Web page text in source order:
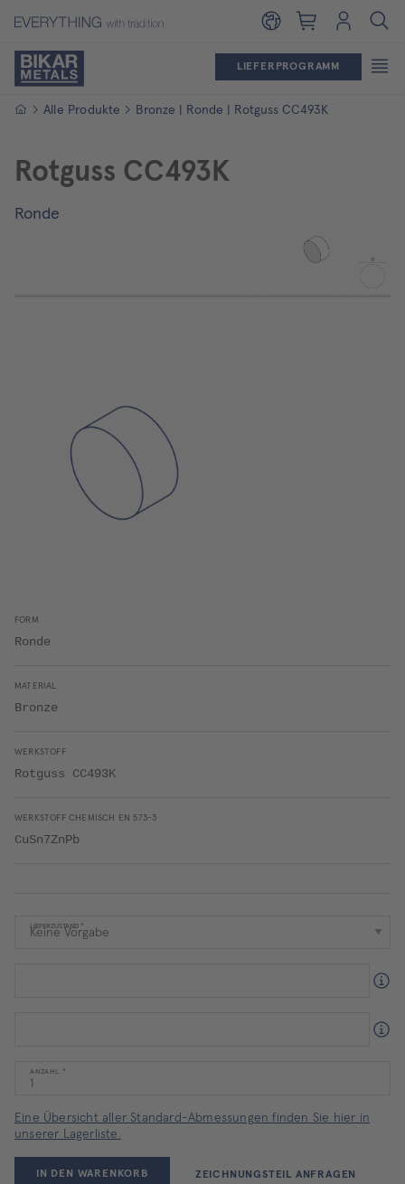
Warenkorb
Login
LIEFERPROGRAMM
StartseiteAlle Produkte Bronze | Ronde | Rotguss CC493K
Rotguss CC493K
Ronde
FORM
Ronde
MATERIAL
Bronze
WERKSTOFF
Rotguss CC493K
WERKSTOFF CHEMISCH EN 573-3
CuSn7ZnPb
LIEFERZUSTAND
ANZAHL
Eine Übersicht aller Standard-Abmessungen finden Sie hier in
unserer Lagerliste.
IN DEN WARENKORB ZEICHNUNGSTEIL ANFRAGEN